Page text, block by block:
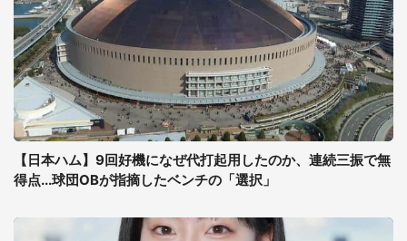
【日本ハム】9回好機になぜ代打起用したのか、連続三振で無
得点...球団OBが指摘したベンチの「選択」